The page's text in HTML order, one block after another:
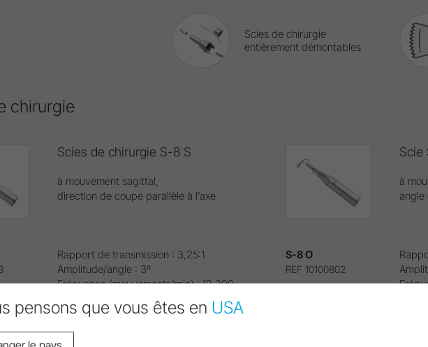
Scies de chirurgie
entièrement démontables
chirurgie
Scies de chirurgie S-8 S
à mouvement sagittal,
direction de coupe parallèle à l’axe
Rapport de transmission : 3,25:1
Amplitude/angle : 3º
Fréquence (mouvements/min) : 12 300
Vitesse d'entraînement : 40 000 tr/min.
Scie
à
angle
S-8 O
REF 10100802
pensons que vous êtes en USA